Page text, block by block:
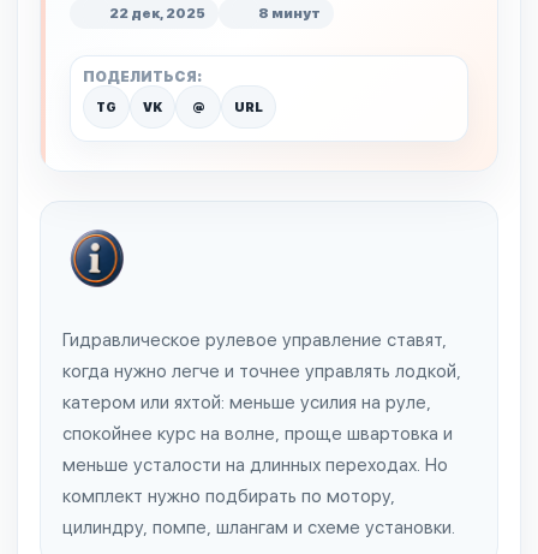
22 дек, 2025 8 минут
ПОДЕЛИТЬСЯ:
TG VK @ URL
Гидравлическое рулевое управление ставят,
когда нужно легче и точнее управлять лодкой,
катером или яхтой: меньше усилия на руле,
спокойнее курс на волне, проще швартовка и
меньше усталости на длинных переходах. Но
комплект нужно подбирать по мотору,
цилиндру, помпе, шлангам и схеме установки.